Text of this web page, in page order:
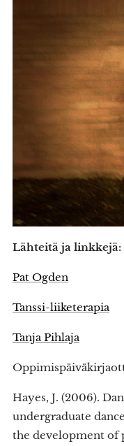
Lähteitä ja linkkejä:
Pat Ogden
Tanssi-liiketerapia
Tanja Pihlaja
Hayes, J. (2006).
undergraduate
the development of